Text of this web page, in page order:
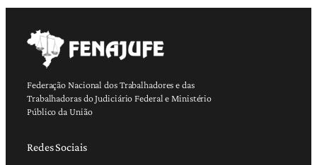
Federação Nacional dos Trabalhadores e das
Trabalhadoras do Judiciário Federal e Ministério
Público da União
Redes Sociais